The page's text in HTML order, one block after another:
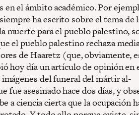
el ámbito académico. Por
ha escrito sobre el tema de
muerte para el pueblo palestino,
el pueblo palestino rechaza
de Haaretz (que, obviamente,
hoy día un artículo de opinión en
del funeral del mártir al-
fue asesinado hace dos días, y
a ciencia cierta que la ocupación